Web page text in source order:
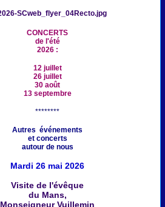
CONCERTS
de l'été
2026 :
12 juillet
26 juillet
30 août
13 septembre
********
Autres événements
et concerts
autour de nous
Mardi 26 mai 2026
Visite de l'évêque
du Mans,
Monseigneur Vuillemin